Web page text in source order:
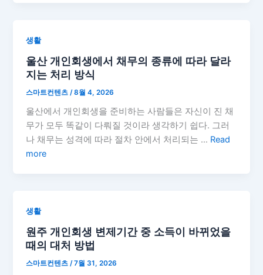
생활
울산 개인회생에서 채무의 종류에 따라 달라
지는 처리 방식
스마트컨텐츠 /8월 4, 2026
울산에서 개인회생을 준비하는 사람들은 자신이 진 채
무가 모두 똑같이 다뤄질 것이라 생각하기 쉽다. 그러
나 채무는 성격에 따라 절차 안에서 처리되는 … Read
more
생활
원주 개인회생 변제기간 중 소득이 바뀌었을
때의 대처 방법
스마트컨텐츠/7월 31, 2026